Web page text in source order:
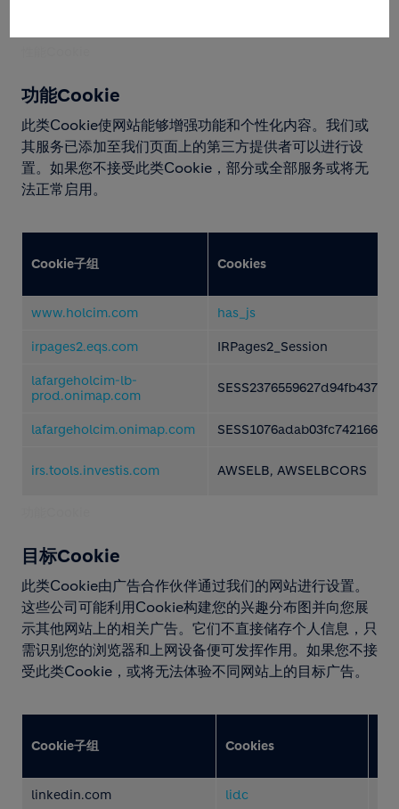
功能Cookie
此类Cookie使网站能够增强功能和个性化内容。我们或
其服务已添加至我们页面上的第三方提供者可以进行设
置。如果您不接受此类Cookie，部分或全部服务或将无
法正常启用。
Cookie子组 Cookies
www.holcim.com has_js
irpages2.eqs.com IRPages2_Session
lafargeholcim-lb-
prod.onimap.com
lafargeholcim.onimap.com
irs.tools.investis.com AWSELB, AWSELBCORS
目标Cookie
此类Cookie由广告合作伙伴通过我们的网站进行设置。
这些公司可能利用Cookie构建您的兴趣分布图并向您展
示其他网站上的相关广告。它们不直接储存个人信息，只
需识别您的浏览器和上网设备便可发挥作用。如果您不接
受此类Cookie，或将无法体验不同网站上的目标广告。
Cookie子组 Cookies
linkedin.com lidc